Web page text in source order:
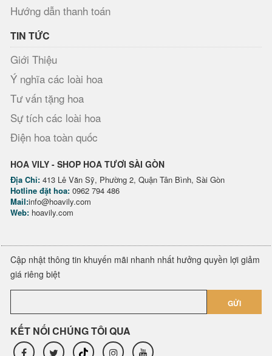
Hướng dẫn thanh toán
TIN TỨC
Giới Thiệu
Ý nghĩa các loài hoa
Tư vấn tặng hoa
Sự tích các loài hoa
Điện hoa toàn quốc
HOA VILY - SHOP HOA TƯƠI SÀI GÒN
Địa Chỉ: 413 Lê Văn Sỹ, Phường 2, Quận Tân Bình, Sài Gòn
Hotline đặt hoa: 0962 794 486
Mail:info@hoavily.com
Web: hoavily.com
Cập nhật thông tin khuyến mãi nhanh nhất hưởng quyền lợi giảm
giá riêng biệt
GỬI
KẾT NỐI CHÚNG TÔI QUA